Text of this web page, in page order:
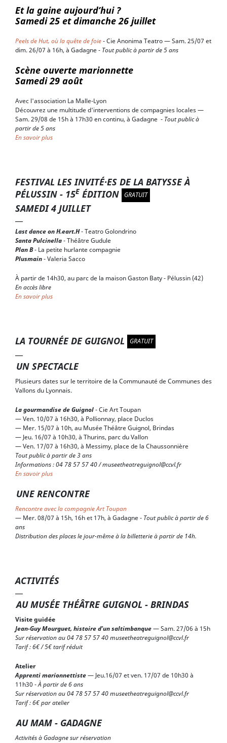
Et la gaine aujourd’hui ?
Samedi 25 et dimanche 26 juillet
Peels de Hut, où la quête de foie- Cie Anonima Teatro — Sam. 25/07 et
dim. 26/07 à 16h, à Gadagne - Tout public à partir de 5 ans
Scène ouverte marionnette
Samedi 29 août
Avec l'association La Malle-Lyon
Découvrez une multitude d'interventions de compagnies locales —
Sam. 29/08 de 15h à 17h30 en continu, à Gadagne - Tout public à
partir de 5 ans
En savoir plus
FESTIVAL LES INVITÉ·ES DE LA BATYSSE À
PÉLUSSIN - 15E ÉDITION GRATUIT
SAMEDI 4 JUILLET
Last dance on H.eart.H- Teatro Golondrino
Santa Pulcinella- Théâtre Gudule
Plan B- La petite hurlante compagnie
Plusmain- Valeria Sacco
À partir de 14h30, au parc de la maison Gaston Baty ‑ Pélussin (42)
En accès libre
En savoir plus
LA TOURNÉE DE GUIGNOL GRATUIT
UN SPECTACLE
Plusieurs dates sur le territoire de la Communauté de Communes des
Vallons du Lyonnais.
La gourmandise de Guignol- Cie Art Toupan
— Ven. 10/07 à 16h30, à Pollionnay, place Duclos
— Mer. 15/07 à 10h, au Musée Théâtre Guignol, Brindas
— Jeu. 16/07 à 10h30, à Thurins, parc du Vallon
— Ven. 17/07 à 16h30, à Messimy, place de la Chaussonnière
Tout public à partir de 3 ans
Informations : 04 78 57 57 40 / museetheatreguignol@ccvl.fr
En savoir plus
UNE RENCONTRE
Rencontre avec la compagnie Art Toupan
— Mer. 08/07 à 15h, 16h et 17h, à Gadagne - Tout public à partir de 6
ans
Distribution des places le jour-même à la billetterie à partir de 14h.
ACTIVITÉS
AU MUSÉE THÉÂTRE GUIGNOL - BRINDAS
Visite guidée
Jean-Guy Mourguet, histoire d’un saltimbanque— Sam. 27/06 à 15h
Sur réservation au 04 78 57 57 40 museetheatreguignol@ccvl.fr
Tarif : 6€ / 5€ tarif réduit
Atelier
Apprenti marionnettiste— Jeu.16/07 et ven. 17/07 de 10h30 à
11h30 -À partir de 6 ans
Sur réservation au 04 78 57 57 40 museetheatreguignol@ccvl.fr
Tarif : 6€ par atelier
AU MAM - GADAGNE
Activités à Gadagne sur réservation